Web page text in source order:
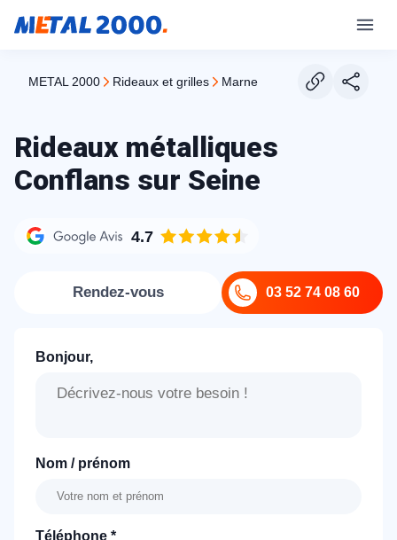
METAL 2000 rideaux et grilles marne
Rideaux métalliques
Conflans sur Seine
4.7
03 52 74 08 60
Rendez-vous
Bonjour,
Nom / prénom
Téléphone *